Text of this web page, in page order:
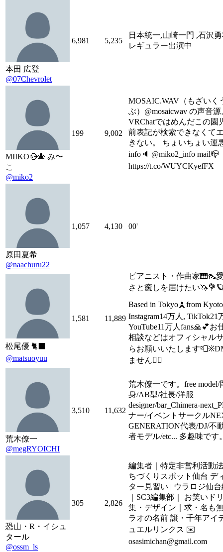
本田 広登
@07Chevrolet
6,981 5,235
日本統一,山崎一門 ,石沢
レギュラー出演中
MIIKO🍥🐙 み〜
こ
@miko2
199 9,002
MOSAIC.WAV（もざいく
ぶ）@mosaicwav の声音源
VRChatではめんだこの園
前表記が検索できなくて
きない。 ちょいちょい運
info🔈 @miko2_info mail📪
https://t.co/WUYCKyefFX
原田夏希
@naachuru22
1,057 4,130 00'
松尾優 🐈‍⬛
@matsuoyuu
1,581 11,889
ピアニスト・作曲家🎹👠
さと癒しを届けたい
Based in Tokyo🗼from
Instagram14万人, TikTok21
YouTube11万人fans🙏💕お
相談などはオフィシャル
らお願いいたします
ません🙇‍♀️
荒木僚一
@megRYOICHI
3,510 11,632
荒木僚一です。free model/
身/AB型/社長/洋服
designer/bar_Chimera-
ナー/イベントサークル
GENERATION代表/DJ/不
者モデル/etc... 多趣味です
恐山・R・イシュ
タール
@ossm_ls
305 2,826
編集者｜特定非営利活動
ちづくりスポット仙台 デ
ター見習い | ウラロジ仙
｜SC3編集部｜ お笑いド
集・デザイン｜求・名も
ラオの名前 譲・千年アイ
ュエルリンクス ✉️
osasimichan@gmail.com